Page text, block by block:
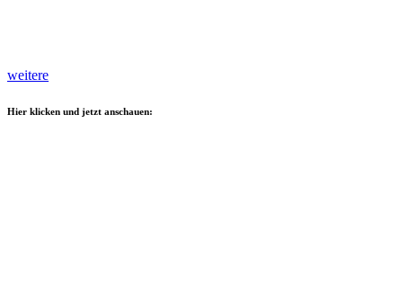
weitere
Hier klicken und jetzt anschauen: